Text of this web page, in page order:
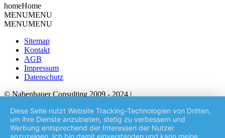
Robert Nabenhauer
homeHome
MENUMENU
MENUMENU
Sitemap
Kontakt
AGB
Impressum
Datenschutz
© Nabenhauer Consulting 2009 - 2024 |
| Nabenhauer ist eingetragene Marke von Nabenhauer Consulting
Diese Seite nutzt Website Tracking-Technologien von Dritten,
um ihre Dienste anzubieten, stetig zu verbessern und
Werbung entsprechend der Interessen der Nutzer
anzuzeigen. Ich bin damit einverstanden und kann meine